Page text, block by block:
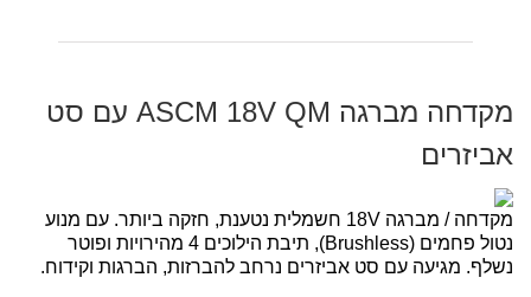
מקדחה מברגה ASCM 18V QM עם סט
אביזרים
מקדחה / מברגה 18V חשמלית נטענת, חזקה ביותר. עם מנוע
נטול פחמים (Brushless), תיבת הילוכים 4 מהירויות ופוטר
נשלף. מגיעה עם סט אביזרים נרחב להברזות, הברגות וקידוח.